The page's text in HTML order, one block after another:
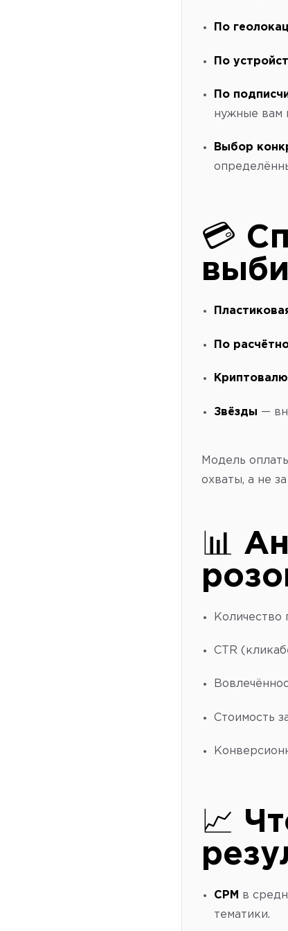
По
По
По
нужные вам
Выбор
💳
По
Звёзды —
Модель
охваты, а не
📊
Количество
CTR
Стоимость
📈
CPM в
тематики.